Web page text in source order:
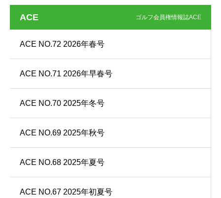
ACE ゴルフ会員権情報誌ACE
ACE NO.72 2026年春号
ACE NO.71 2026年早春号
ACE NO.70 2025年冬号
ACE NO.69 2025年秋号
ACE NO.68 2025年夏号
ACE NO.67 2025年初夏号